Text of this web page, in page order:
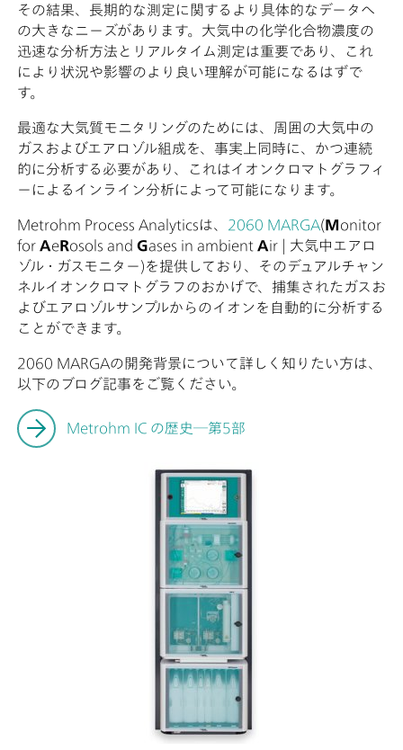
その結果、長期的な測定に関するより具体的なデータへ
の大きなニーズがあります。大気中の化学化合物濃度の
迅速な分析方法とリアルタイム測定は重要であり、これ
により状況や影響のより良い理解が可能になるはずで
す。
最適な大気質モニタリングのためには、周囲の大気中の
ガスおよびエアロゾル組成を、事実上同時に、かつ連続
的に分析する必要があり、これはイオンクロマトグラフィ
ーによるインライン分析によって可能になります。
Metrohm Process Analyticsは、 2060 MARGA(Monitor
for AeRosols and Gases in ambient Air | 大気中エアロ
ゾル・ガスモニター)を提供しており、そのデュアルチャン
ネルイオンクロマトグラフのおかげで、捕集されたガスお
よびエアロゾルサンプルからのイオンを自動的に分析する
ことができます。
2060 MARGAの開発背景について詳しく知りたい方は、
以下のブログ記事をご覧ください。
Metrohm IC の歴史―第5部